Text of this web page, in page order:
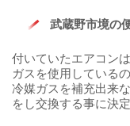
武蔵野市境の
付いていたエアコン
ガスを使用している
冷媒ガスを補充出来
をし交換する事に決定